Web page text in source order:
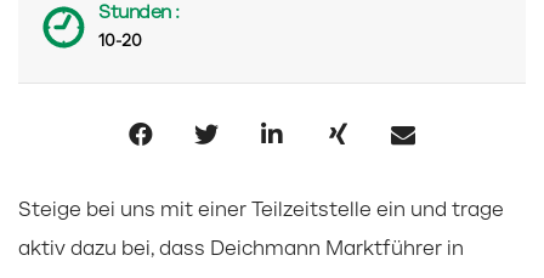
Stunden :
10-20
Steige bei uns mit einer Teilzeitstelle ein und trage
aktiv dazu bei, dass Deichmann Marktführer in